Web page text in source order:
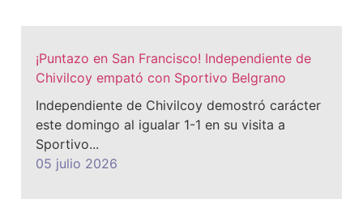
¡Puntazo en San Francisco! Independiente de
Chivilcoy empató con Sportivo Belgrano
Independiente de Chivilcoy demostró carácter
este domingo al igualar 1-1 en su visita a
Sportivo...
05 julio 2026